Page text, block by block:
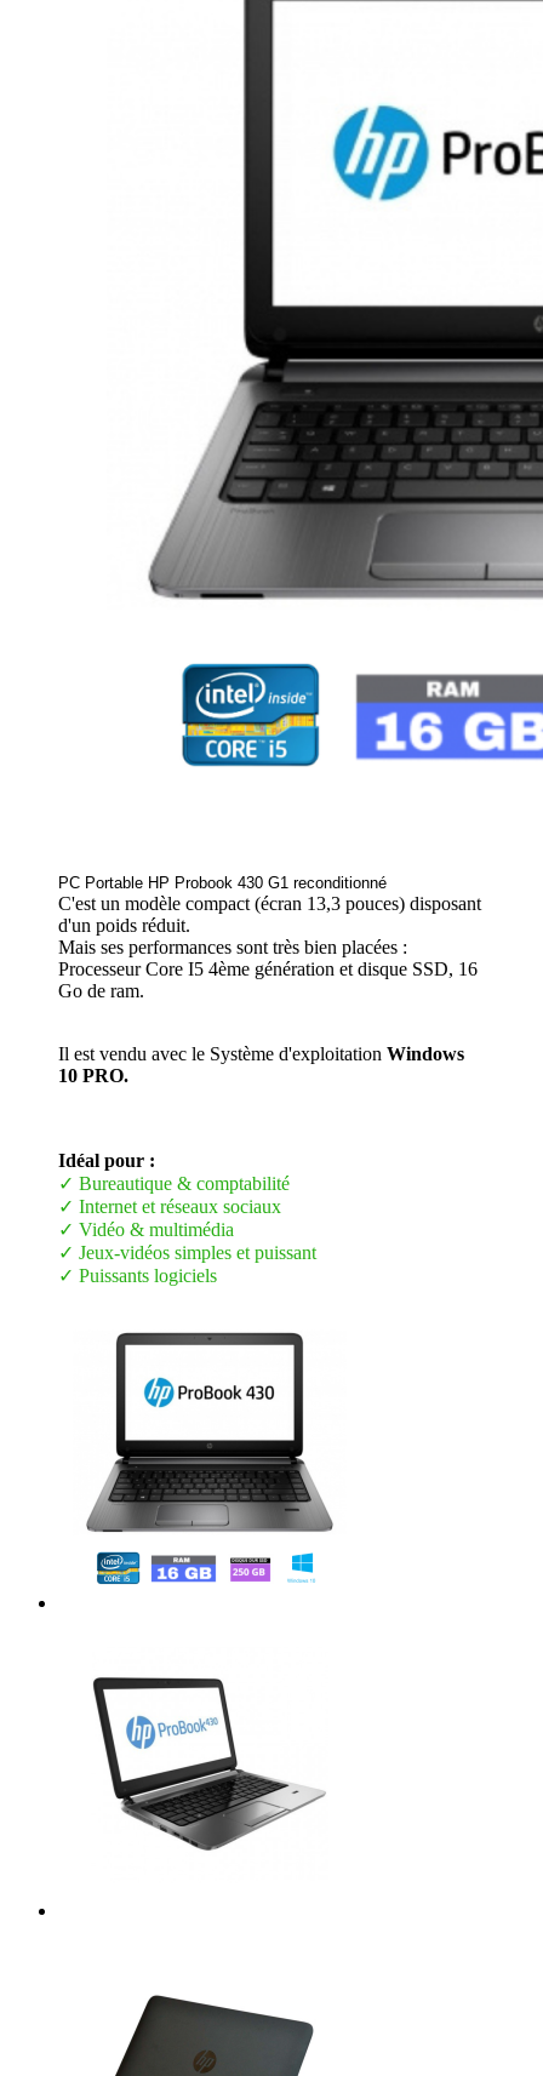
PC Portable HP Probook 430 G1 reconditionné
C'est un modèle compact (écran 13,3 pouces) disposant
d'un poids réduit.
Mais ses performances sont très bien placées :
Processeur Core I5 4ème génération et disque SSD, 16
Go de ram.
Il est vendu avec le Système d'exploitation Windows
10 PRO.
Idéal pour :
✓ Bureautique & comptabilité
✓ Internet et réseaux sociaux
✓ Vidéo & multimédia
✓ Jeux-vidéos simples et puissant
✓ Puissants logiciels